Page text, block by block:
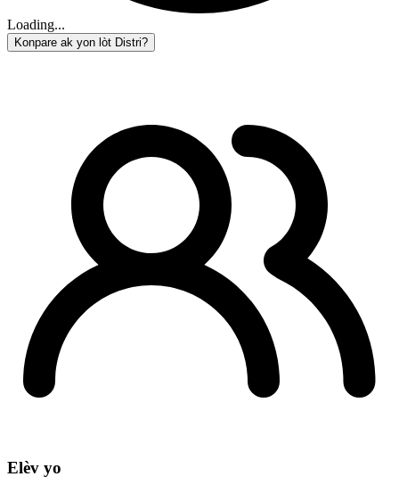
Loading...
Konpare ak yon lòt Distri?
Elèv yo